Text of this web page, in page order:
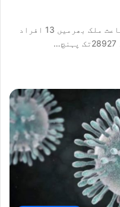
مہلک عالمی وبا کورونا وائرس کے باعث ملک بھرمیں 13 افراد